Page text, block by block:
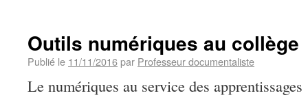
Outils numériques au collège
Publié le 11/11/2016par Professeur documentaliste
Le numériques au service des apprentissages